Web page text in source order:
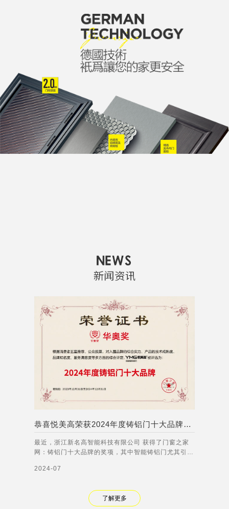
恭喜悦美高荣获2024年度铸铝门十大品牌称号！
最近，浙江新名高智能科技有限公司 获得了门窗之家
网：铸铝门十大品牌的奖项，其中智能铸铝门尤其引人
现人脸识别、语音交互、远程控制等功能。无论是在家
禁管理的安全性和便利性，满足不同客户的需
2024-07
了解更多